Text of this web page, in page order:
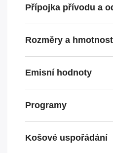
Přípojka přívodu a
Rozměry a hmotnost
Emisní hodnoty
Programy
Košové uspořádání